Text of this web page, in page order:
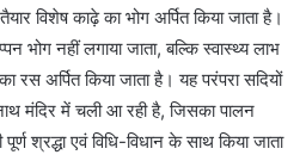
विशेष काढ़े का भोग अर्पित किया जाता है।
भोग नहीं लगाया जाता, बल्कि स्वास्थ्य लाभ
अर्पित किया जाता है। यह परंपरा सदियों
मंदिर में चली आ रही है, जिसका पालन
श्रद्धा एवं विधि-विधान के साथ किया जाता